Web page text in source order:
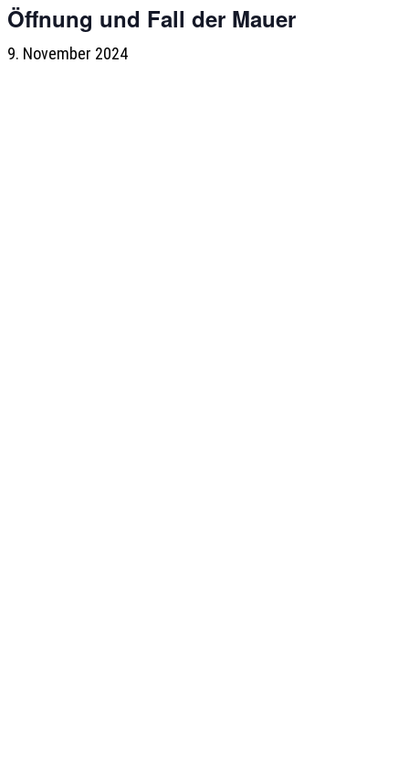
Öffnung und Fall der Mauer
9. November 2024